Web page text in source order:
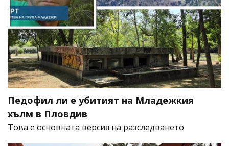
Педофил ли е убитият на Младежкия
хълм в Пловдив
Това е основната версия на разследването